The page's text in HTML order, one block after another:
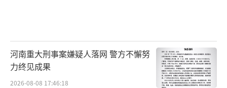
国时间23日晚间报道，美国一名不愿透露姓名
的五角大楼国防官员表示，俄罗斯总统普京已
集结80%的俄罗斯军队，并投入到对乌克兰发
河南重大刑事案嫌疑人落网 警方不懈努
力终见成果
2026-08-08 17:46:18